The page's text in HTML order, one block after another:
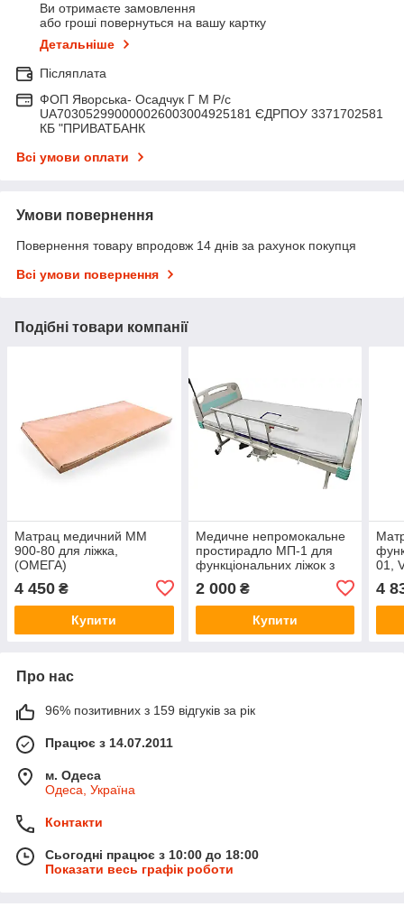
Ви отримаєте замовлення
або гроші повернуться на вашу картку
Детальніше
Післяплата
ФОП Яворська- Осадчук Г М Р/c
UA703052990000026003004925181 ЄДРПОУ 3371702581
КБ "ПРИВАТБАНК
Всі умови оплати
Умови повернення
Повернення товару впродовж 14 днів за рахунок покупця
Всі умови повернення
Подібні товари компанії
Матрац медичний ММ
900-80 для ліжка,
(ОМЕГА)
4 450 ₴
Купити
Медичне непромокальне
простирадло МП-1 для
функціональних ліжок з
2 000₴
Купити
01,
4
Про нас
96% позитивних з 159 відгуків за рік
Працює з 14.07.2011
м. Одеса
Одеса, Україна
Контакти
Сьогодні працює з 10:00 до 18:00
Показати весь графік роботи